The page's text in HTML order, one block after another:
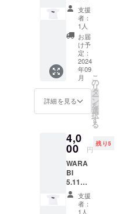
品
AWARD
」に入
賞して
いま
す。 わ
らび
ちゃん
プレー
ン 名
まざけ
内容
量：
180ｇ
保存方
法：直
や高温
多湿避
イスで
もお楽
しみい
ただけ
ます。
わらび
ちゃん
のあま
ざけ
2023年
度
HI
Selecti
on」
「埼玉
県新商
品
AWARD
」に入
もらっ
ている
オリジ
ナル
バー
ジョン
です。
現在、
ブルー
の直実
はこち
では入
手でき
品で
す。 原
料米は
埼玉県
産のさ
で
ジョー
ジさん
が育て
た赤米
を使用
してい
ます。
友人で
もある
蓮田の
ぼで
は、山
草を食
べて手
伝って
くれて
いま
彩のき
ずなを
使用し
ていま
す。 商
品の色
付けに
紅こう
じを使
用して
いま
料、香
料を加
えず、
砂糖や
酒粕を
使用し
ていな
い麹の
㎢ オ
リジナ
ルTシャ
ツ Sサ
イズ
送料込
み お
よび
オリジ
ナル
シー
ル・お
礼状・
ホーム
ページ
へのお
名前掲
載・お
まけ
（埼玉
県産
狭山
支援
者：
1人
お届
け予
定：
2024
年09
月
詳細を見る
こ
の
リ
タ
ー
ン
を
選
択
す
る
4,0
00 円
残り5
WARA
BI
5.11
㎢ オ
リジナ
ルTシャ
支援
者：
1人